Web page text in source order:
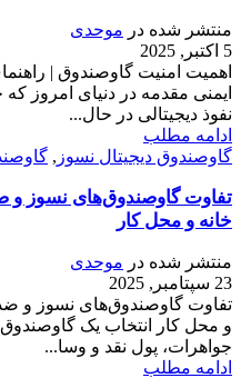
منتشر شده در موحدی
5 اکتبر, 2025
اهمیت امنیت گاوصندوق |
ایمنی مقدمه در دنیای
نفوذ دیجیتالی در حال...
ادامه مطلب
گاوصندوق دیجیتال نسوز ,
تفاوت گاوصندوق‌های نسوز
خانه و محل کار
منتشر شده در موحدی
23 سپتامبر, 2025
تفاوت گاوصندوق‌های نسوز و
و محل کار انتخاب یک
جواهرات، پول نقد و وسا...
ادامه مطلب